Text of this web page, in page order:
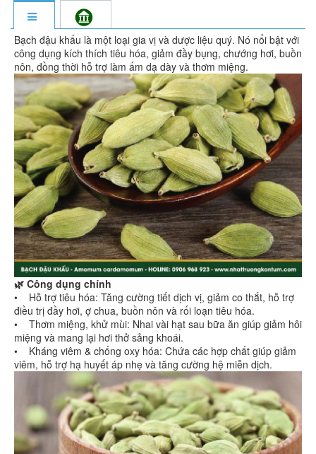
Bạch đậu khấu là một loại gia vị và dược liệu quý. Nó nổi bật với
công dụng kích thích tiêu hóa, giảm đầy bụng, chướng hơi, buồn
nôn, đồng thời hỗ trợ làm ấm dạ dày và thơm miệng.
🌿 Công dụng chính
• Hỗ trợ tiêu hóa: Tăng cường tiết dịch vị, giảm co thắt, hỗ trợ
điều trị đầy hơi, ợ chua, buồn nôn và rối loạn tiêu hóa.
• Thơm miệng, khử mùi: Nhai vài hạt sau bữa ăn giúp giảm hôi
miệng và mang lại hơi thở sảng khoái.
• Kháng viêm & chống oxy hóa: Chứa các hợp chất giúp giảm
viêm, hỗ trợ hạ huyết áp nhẹ và tăng cường hệ miễn dịch.